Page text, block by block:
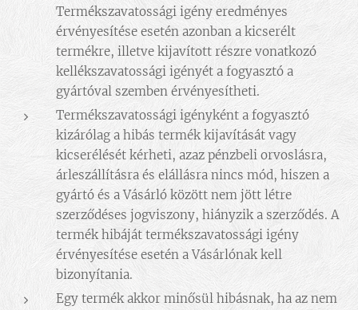
Termékszavatossági igény eredményes
érvényesítése esetén azonban a kicserélt
termékre, illetve kijavított részre vonatkozó
kellékszavatossági igényét a fogyasztó a
gyártóval szemben érvényesítheti.
Termékszavatossági igényként a fogyasztó
kizárólag a hibás termék kijavítását vagy
kicserélését kérheti, azaz pénzbeli orvoslásra,
árleszállításra és elállásra nincs mód, hiszen a
gyártó és a Vásárló között nem jött létre
szerződéses jogviszony, hiányzik a szerződés. A
termék hibáját termékszavatossági igény
érvényesítése esetén a Vásárlónak kell
bizonyítania.
Egy termék akkor minősül hibásnak, ha az nem